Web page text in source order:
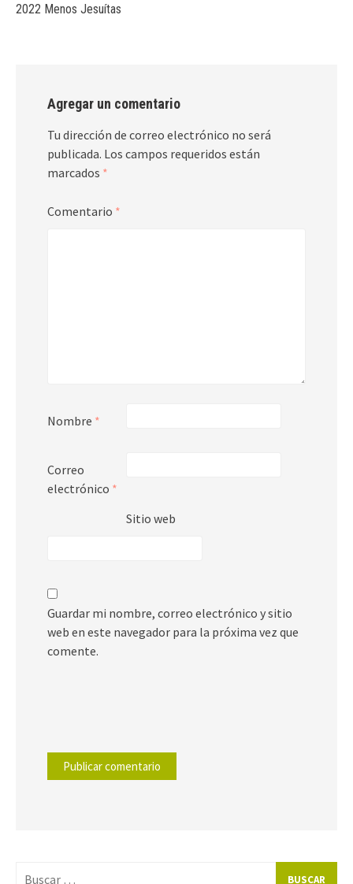
2022 Menos Jesuítas
Agregar un comentario
Tu dirección de correo electrónico no será
publicada. Los campos requeridos están
marcados *
Comentario *
Nombre *
Correo
electrónico *
Sitio web
Guardar mi nombre, correo electrónico y sitio
web en este navegador para la próxima vez que
comente.